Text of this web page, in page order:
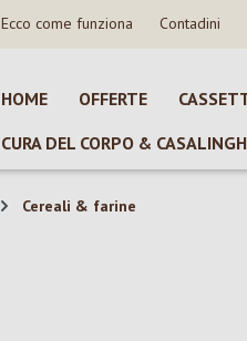
Ecco come funziona Contadini
HOME OFFERTE
CURA DEL CORPO &
Cereali & farine